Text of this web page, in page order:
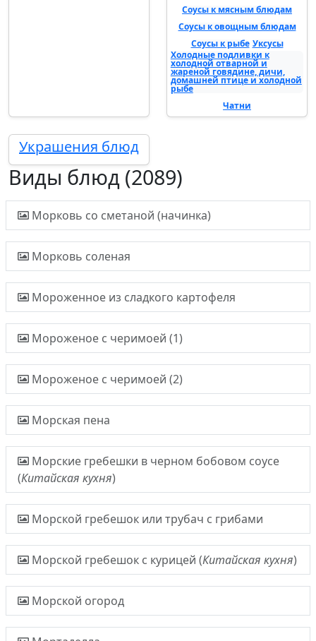
Соусы к мясным блюдам
Соусы к овощным блюдам
Соусы к рыбе Уксусы
Холодные подливки к
холодной отварной и
жареной говядине, дичи,
домашней птице и холодной
рыбе
Чатни
Украшения блюд
Виды блюд (2089)
Морковь со сметаной (начинка)
Морковь соленая
Мороженное из сладкого картофеля
Мороженое с черимоей (1)
Мороженое с черимоей (2)
Морская пена
Морские гребешки в черном бобовом соусе
(Китайская кухня)
Морской гребешок или трубач с грибами
Морской гребешок с курицей (Китайская кухня)
Морской огород